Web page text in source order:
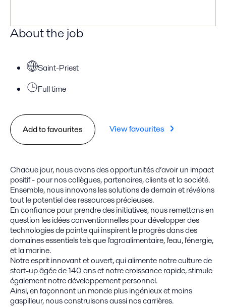
About the job
Saint-Priest
Full time
Add to favourites View favourites
Chaque jour, nous avons des opportunités d’avoir un impact
positif - pour nos collègues, partenaires, clients et la société.
Ensemble, nous innovons les solutions de demain et révélons
tout le potentiel des ressources précieuses.
En confiance pour prendre des initiatives, nous remettons en
question les idées conventionnelles pour développer des
technologies de pointe qui inspirent le progrès dans des
domaines essentiels tels que l'agroalimentaire, l'eau, l'énergie,
et la marine.
Notre esprit innovant et ouvert, qui alimente notre culture de
start-up âgée de 140 ans et notre croissance rapide, stimule
également notre développement personnel.
Ainsi, en façonnant un monde plus ingénieux et moins
gaspilleur, nous construisons aussi nos carrières.